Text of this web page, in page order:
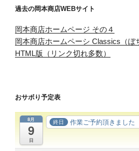
過去の岡本商店WEBサイト
岡本商店ホームページ その４
岡本商店ホームペーシ Classics（ぼ
HTML版（リンク切れ多数）
おサボり予定表
8月
9
日
終日 作業ご予約頂きました